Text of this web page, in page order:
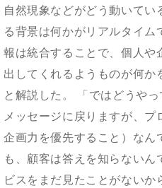
自然現象などがどう動いて
る背景は何かがリアルタイ
報は統合することで、個人や
出してくれるようものが何か
と解説した。 「ではどうや
メッセージに戻りますが、
企画力を優先すること）なん
も、顧客は答えを知らない
ビスをまだ見たことがないか